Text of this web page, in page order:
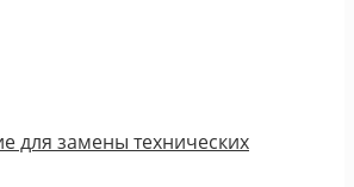
для замены технических